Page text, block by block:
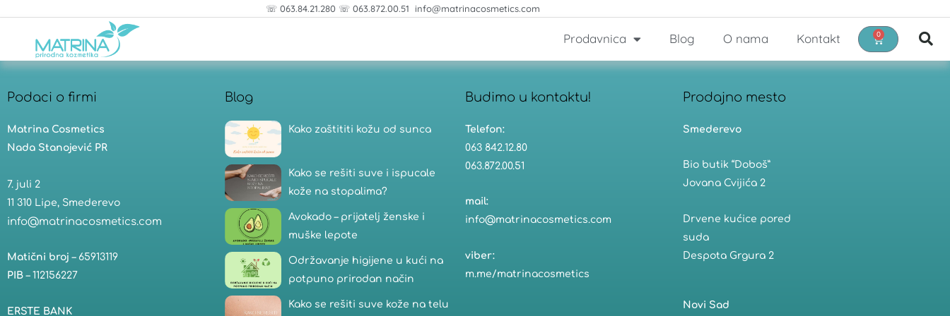
sadržaj
☏ 063.84.21.280 ☏ 063.872.00.51 info@matrinacosmetics.com
Prodavnica Blog O nama Kontakt 0
Cart
Podaci o firmi
Matrina Cosmetics
Nada Stanojević PR
7. juli 2
11 310 Lipe, Smederevo
info@matrinacosmetics.com
Matični broj – 65913119
PIB – 112156227
ERSTE BANK
Blog
Kako zaštititi kožu od sunca
Kako se rešiti suve i ispucale
kože na stopalima?
Avokado – prijatelj ženske i
muške lepote
Održavanje higijene u kući na
potpuno prirodan način
Kako se rešiti suve kože na telu
Budimo u kontaktu!​
Telefon:
063 842.12.80
063.872.00.51
mail:
info@matrinacosmetics.com
viber:
m.me/matrinacosmetics
Prodajno mesto
Smederevo
Bio butik “Doboš”
Jovana Cvijića 2
Drvene kućice pored
suda
Despota Grgura 2
Novi Sad